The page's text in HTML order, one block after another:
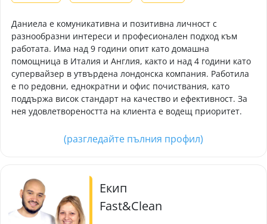
Даниела е комуникативна и позитивна личност с
разнообразни интереси и професионален подход към
работата. Има над 9 години опит като домашна
помощница в Италия и Англия, както и над 4 години като
супервайзер в утвърдена лондонска компания. Работила
е по редовни, еднократни и офис почиствания, като
поддържа висок стандарт на качество и ефективност. За
нея удовлетвореността на клиента е водещ приоритет.
(разгледайте пълния профил)
Екип
Fast&Clean